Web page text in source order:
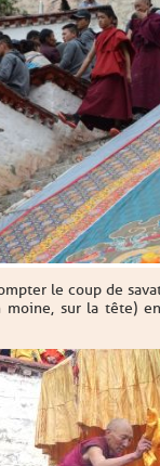
le coup de
moine, sur la tête)